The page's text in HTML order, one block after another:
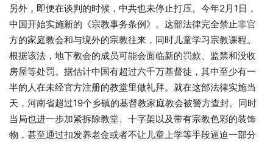
另外，即便在谈判的时候，中共也未停止打压。今年2月1日，
中国开始实施新的《宗教事务条例》。这部法律完全禁止非官
方的家庭教会和与境外的宗教往来，同时儿童学习宗教课程。
根据该法，地下教会的成员可能会面临新的罚款、监禁和没收
房屋等处罚。据估计中国有超过六千万基督徒，其中至少有一
半的人在未经官方注册的教堂里做礼拜。就在这部法律实施当
天，河南省超过19个乡镇的基督教家庭教会被警方查封。同时
当局也进一步加紧拆除教堂、十字架以及带有宗教色彩的装饰
物，甚至通过扣发养老金或者不让儿童上学等手段逼迫一部分